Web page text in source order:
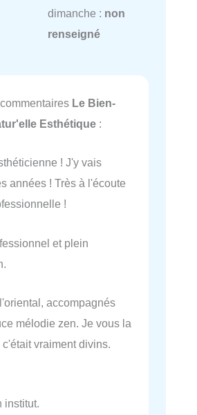
dimanche : non
renseigné
Le Bien-
Esthétique :
! J'y vais
années ! Très à l'écoute
!
et plein
accompagnés
mélodie zen. Je vous la
vraiment divins.
institut.